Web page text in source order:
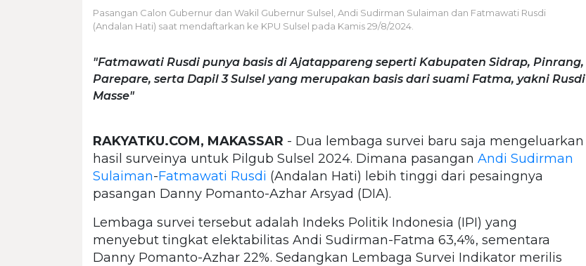
Pasangan Calon Gubernur dan Wakil Gubernur Sulsel, Andi Sudirman Sulaiman dan Fatmawati Rusdi
(Andalan Hati) saat mendaftarkan ke KPU Sulsel pada Kamis 29/8/2024.
"Fatmawati Rusdi punya basis di Ajatappareng seperti Kabupaten Sidrap, Pinrang,
Parepare, serta Dapil 3 Sulsel yang merupakan basis dari suami Fatma, yakni Rusdi
Masse"
RAKYATKU.COM, MAKASSAR - Dua lembaga survei baru saja mengeluarkan
hasil surveinya untuk Pilgub Sulsel 2024. Dimana pasangan Andi Sudirman
Sulaiman-Fatmawati Rusdi (Andalan Hati) lebih tinggi dari pesaingnya
pasangan Danny Pomanto-Azhar Arsyad (DIA).
Lembaga survei tersebut adalah Indeks Politik Indonesia (IPI) yang
menyebut tingkat elektabilitas Andi Sudirman-Fatma 63,4%, sementara
Danny Pomanto-Azhar 22%. Sedangkan Lembaga Survei Indikator merilis